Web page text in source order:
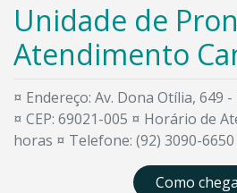
Unidade de
Atendimento
¤ Endereço: Av. Dona Otília, 649
¤ CEP: 69021-005 ¤ Horário de
horas ¤ Telefone: (92) 3090-6650
Como